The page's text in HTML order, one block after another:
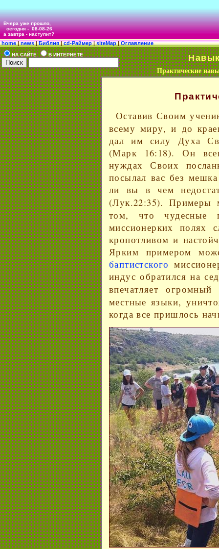
Вчера уже прошло,
сегодня -08-08-26
а завтра - наступит?
home|news|Библия|cd-Раймер|siteMap|Оглавление
НА САЙТЕ В ИНТЕРНЕТЕ
Практические
Оставив Своим
всему миру, и до
дал им силу Духа
(Марк 16:18). Он
нуждах Своих
посылал вас без
ли вы в чем
(Лук.22:35). Примеры
том, что чудесные
миссионерких полях
кропотливом и
Ярким примером
баптистского
индус обратился на
впечатляет
местные языки,
когда все пришлось